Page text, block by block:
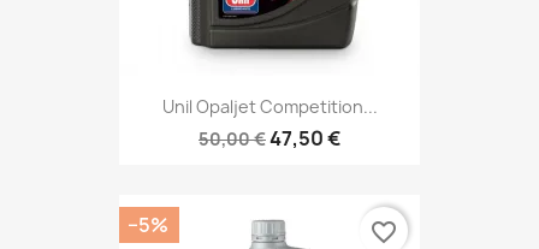
Unil Opaljet Competition...
50,00 €47,50 €
−5% favorite_border